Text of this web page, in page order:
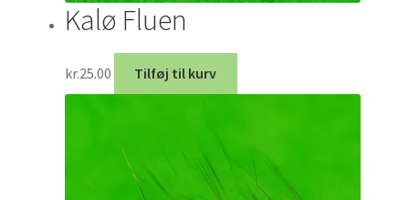
Kalø Fluen
kr.25.00 Tilføj til kurv